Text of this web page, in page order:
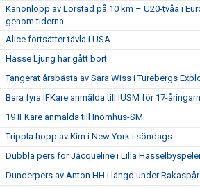
Kanonlopp av Lörstad på 10 km – U20-tvåa i
genom tiderna
Alice fortsätter tävla i USA
Hasse Ljung har gått bort
Tangerat årsbästa av Sara Wiss i Turebergs
Bara fyra IFKare anmälda till IUSM för 17-
19 IFKare anmälda till Inomhus-SM
Trippla hopp av Kim i New York i söndags
Dubbla pers för Jacqueline i Lilla
Dunderpers av Anton HH i längd under